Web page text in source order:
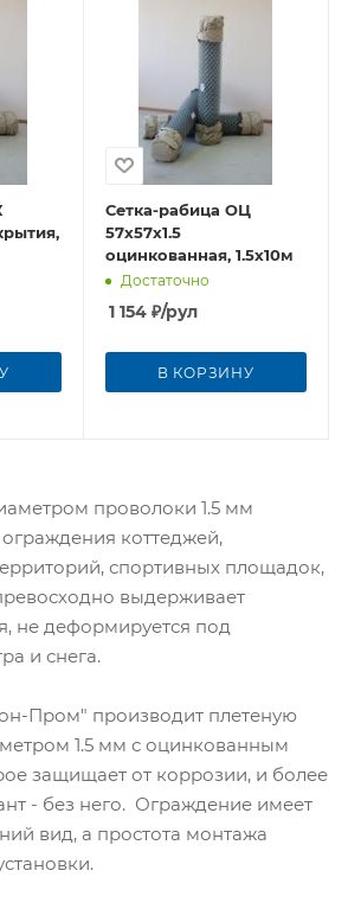
Сетка-рабица ОЦ
57х57х1.5
оцинкованная, 1.5х10м
Достаточно
1 154₽/рул
В КОРЗИНУ
проволоки 1.5 мм
ограждения коттеджей,
спортивных площадок,
выдерживает
не деформируется под
и снега.
Пром" производит плетеную
1.5 мм с оцинкованным
защищает от коррозии, и более
- без него. Ограждение имеет
вид, а простота монтажа